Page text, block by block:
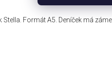
Formát A5. Deníček má